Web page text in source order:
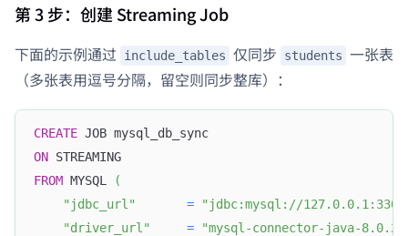
第 3 步：创建 Streaming Job
下面的示例通过 include_tables 仅同步 students 一张表
（多张表用逗号分隔，留空则同步整库）：
CREATE JOB mysql_db_sync
ON STREAMING
FROM MYSQL
(
"jdbc_url"
=
"jdbc:mysql://
"driver_url"
=
"mysql-connector-java-